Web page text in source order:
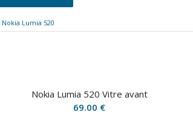
Nokia Lumia 520
Nokia Lumia 520 Vitre avant
69.00 €